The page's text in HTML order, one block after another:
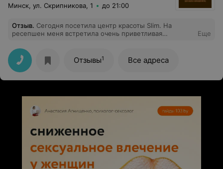
Минск, ул. Скрипникова, 1 до 21:00
Отзыв. Сегодня посетила центр красоты Slim. На
ресепшен меня встретила очень приветливая
вниманием. Массажист Анастасия очень
профессионально провела массаж, дала несколько
важных советов. Даже после одного сеанса я
почувствовала себя лучше, уменьшились зажимы в
теле. В целом, атмосфера в центре доброжелательная
Еще
Отзывы1 Все адреса